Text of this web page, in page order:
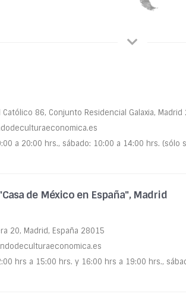
Católico 86, Conjunto Residencial Galaxia, Madrid
a 20:00 hrs., sábado: 10:00 a 14:00 hrs. (sólo
de México en España", Madrid
20, Madrid, España 28015
hrs a 15:00 hrs. y 16:00 hrs a 19:00 hrs.,